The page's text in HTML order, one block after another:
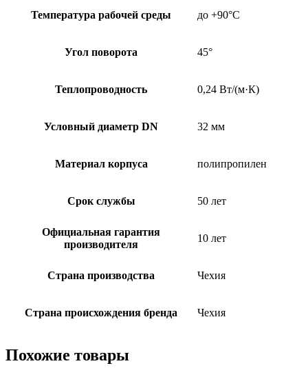
Температура рабочей среды до +90°C
Угол поворота 45°
Теплопроводность 0,24 Вт/(м·К)
Условный диаметр DN 32 мм
Материал корпуса полипропилен
Срок службы 50 лет
Официальная гарантия
производителя
10 лет
Страна производства Чехия
Страна происхождения бренда Чехия
Похожие товары